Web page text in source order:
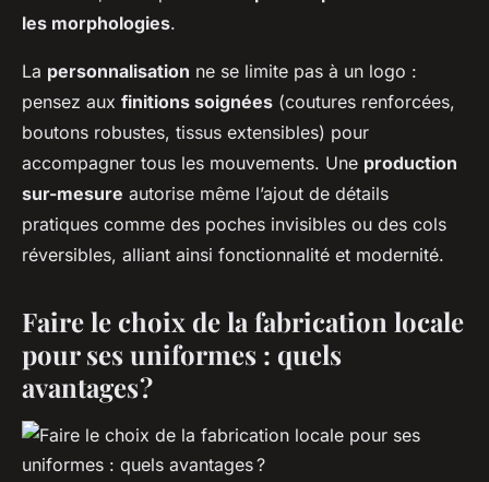
les morphologies.
La personnalisation ne se limite pas à un logo :
pensez aux finitions soignées (coutures renforcées,
boutons robustes, tissus extensibles) pour
accompagner tous les mouvements. Une production
sur-mesure autorise même l’ajout de détails
pratiques comme des poches invisibles ou des cols
réversibles, alliant ainsi fonctionnalité et modernité.
Faire le choix de la fabrication locale
pour ses uniformes : quels
avantages ?